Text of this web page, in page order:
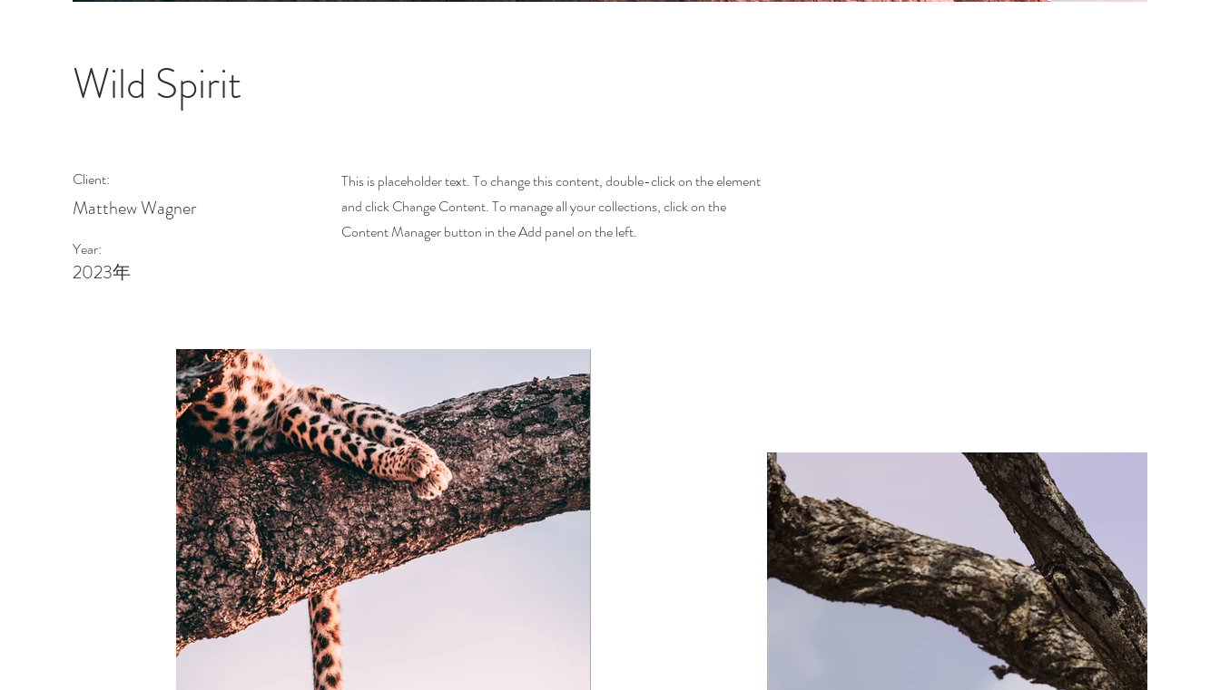
Wild Spirit
Client:
Matthew Wagner
Year:
2023年
This is placeholder text. To change this content, double-click on the element
and click Change Content. To manage all your collections, click on the
Content Manager button in the Add panel on the left.